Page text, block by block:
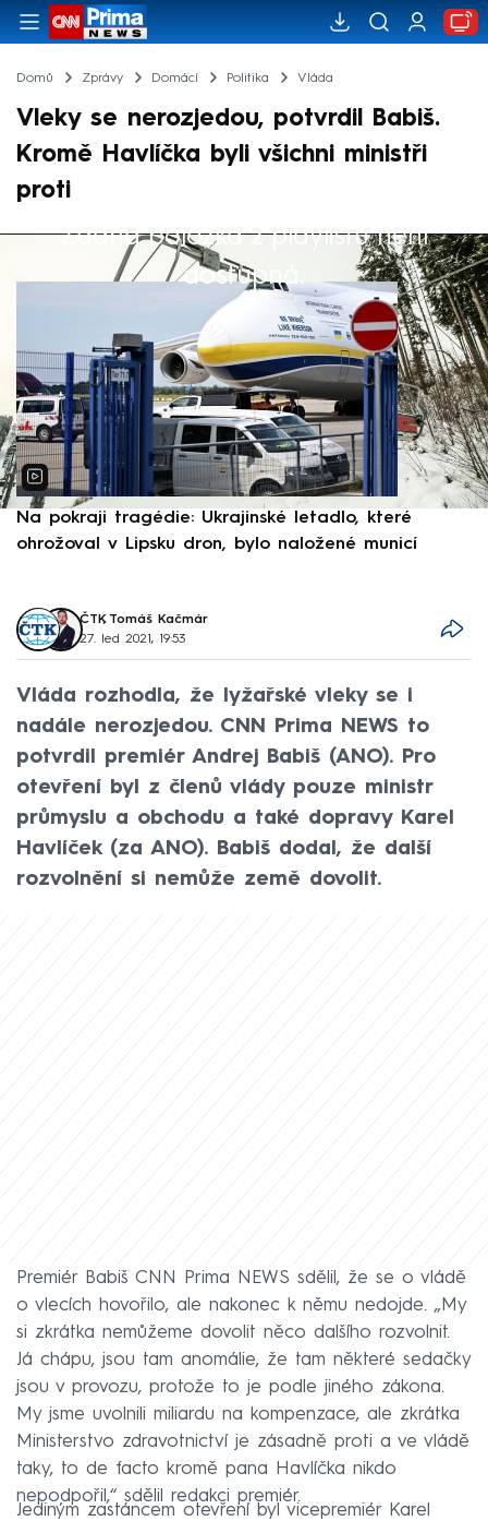
Domů Zprávy Domácí Politika Vláda
Vleky se nerozjedou, potvrdil Babiš.
Kromě Havlíčka byli všichni ministři
proti
Žádná položka z playlistu není
dostupná.
Výběr redakce
Na pokraji tragédie: Ukrajinské letadlo, které
ohrožoval v Lipsku dron, bylo naložené municí
ČTK, Tomáš Kačmár
27. led 2021, 19:53
Vláda rozhodla, že lyžařské vleky se i
nadále nerozjedou. CNN Prima NEWS to
potvrdil premiér Andrej Babiš (ANO). Pro
otevření byl z členů vlády pouze ministr
průmyslu a obchodu a také dopravy Karel
Havlíček (za ANO). Babiš dodal, že další
rozvolnění si nemůže země dovolit.
Premiér Babiš CNN Prima NEWS sdělil, že se o vládě
o vlecích hovořilo, ale nakonec k němu nedojde. „My
si zkrátka nemůžeme dovolit něco dalšího rozvolnit.
Já chápu, jsou tam anomálie, že tam některé sedačky
jsou v provozu, protože to je podle jiného zákona.
My jsme uvolnili miliardu na kompenzace, ale zkrátka
Ministerstvo zdravotnictví je zásadně proti a ve vládě
taky, to de facto kromě pana Havlíčka nikdo
nepodpořil,“ sdělil redakci premiér.
Jediným zastáncem otevření byl vicepremiér Karel